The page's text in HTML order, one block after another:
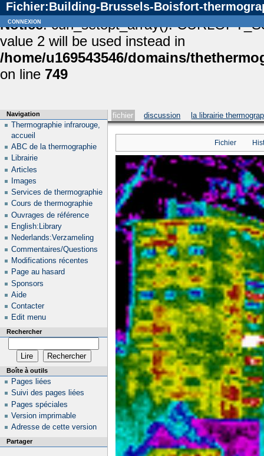
Notice: curl_setopt_array():
value 2 will be used instead in
/home/u169543546/domains/
on line 749
Fichier:Building-Brussels-Boisfort-
fichier discussion la librairie
Fichier
Navigation
Thermographie infrarouge,
accueil
ABC de la thermographie
Librairie
Articles
Images
Services de thermographie
Cours de thermographie
Ouvrages de référence
English:Library
Nederlands:Verzameling
Commentaires/Questions
Modifications récentes
Page au hasard
Sponsors
Aide
Contacter
Edit menu
Rechercher
Boîte à outils
Pages liées
Suivi des pages liées
Pages spéciales
Version imprimable
Adresse de cette version
Partager
connexion